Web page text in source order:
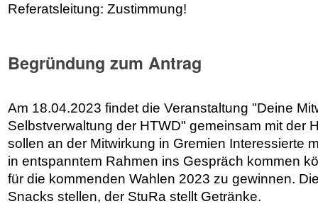
Referatsleitung: Zustimmung!
Begründung zum Antrag
Am 18.04.2023 findet die Veranstaltung "Deine
Selbstverwaltung der HTWD" gemeinsam mit der
sollen an der Mitwirkung in Gremien Interessierte
in entspanntem Rahmen ins Gespräch kommen
für die kommenden Wahlen 2023 zu gewinnen.
Snacks stellen, der StuRa stellt Getränke.